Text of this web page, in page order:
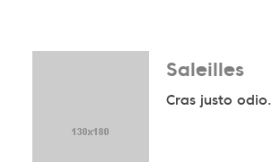
Saleilles
Cras justo odio.